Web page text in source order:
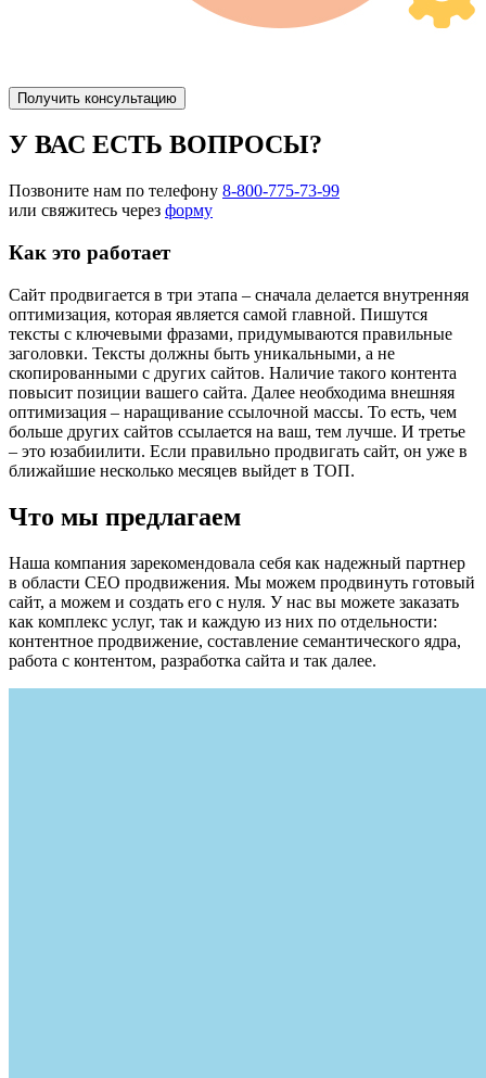
Получить консультацию
У ВАС ЕСТЬ ВОПРОСЫ?
Позвоните нам по телефону 8-800-775-73-99
или свяжитесь через форму
Как это работает
Сайт продвигается в три этапа – сначала делается внутренняя
оптимизация, которая является самой главной. Пишутся
тексты с ключевыми фразами, придумываются правильные
заголовки. Тексты должны быть уникальными, а не
скопированными с других сайтов. Наличие такого контента
повысит позиции вашего сайта. Далее необходима внешняя
оптимизация – наращивание ссылочной массы. То есть, чем
больше других сайтов ссылается на ваш, тем лучше. И третье
– это юзабиилити. Если правильно продвигать сайт, он уже в
ближайшие несколько месяцев выйдет в ТОП.
Что мы предлагаем
Наша компания зарекомендовала себя как надежный партнер
в области СЕО продвижения. Мы можем продвинуть готовый
сайт, а можем и создать его с нуля. У нас вы можете заказать
как комплекс услуг, так и каждую из них по отдельности:
контентное продвижение, составление семантического ядра,
работа с контентом, разработка сайта и так далее.